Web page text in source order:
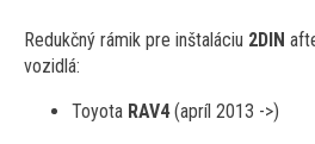
Redukčný rámik pre inštaláciu 2DIN
vozidlá:
Toyota RAV4(apríl 2013 ->)